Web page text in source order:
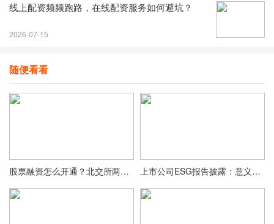
线上配资频频跑路，在线配资服务如何避坑？
2026-07-15
随便看看
股票融资怎么开通？北交所两融刚开闸，券商抢着服务 上市公司ESG报告披露：意义与挑战，展现企业社会责任